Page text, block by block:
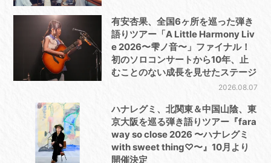
有安杏果、全国6ヶ所を巡った弾き
語りツアー「A Little Harmony Liv
e 2026〜雫ノ音〜」ファイナル！
初のソロコンサートから10年、止
むことのない成長を見せたステージ
2026.08.07
ハナレグミ、北関東＆中国山陰、東
京大阪を巡る弾き語りツアー『fara
way so close 2026 〜ハナレグミ
with sweet thing♡〜』10月より
開催決定